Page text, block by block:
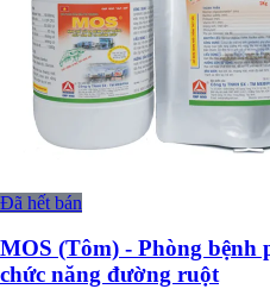
Đã hết bán
MOS (Tôm) - Phòng bệnh
chức năng đường ruột